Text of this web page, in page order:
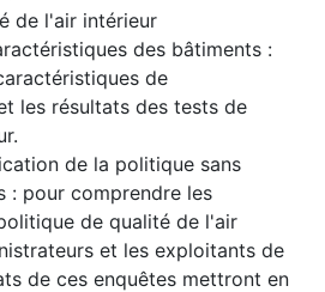
de l'air intérieur
des bâtiments :
de
les résultats des tests de
de la politique sans
: pour comprendre les
de qualité de l'air
et les exploitants de
de ces enquêtes mettront en